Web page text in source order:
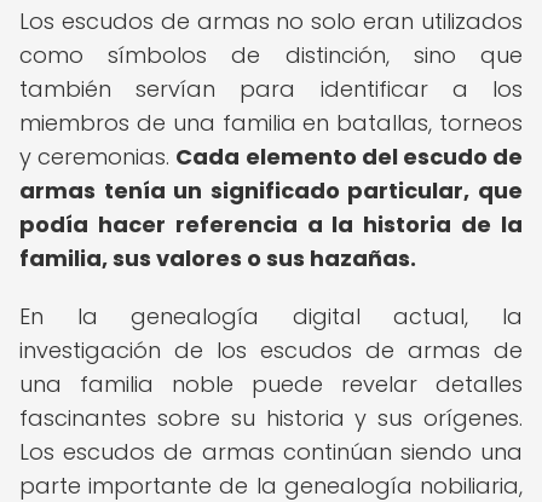
Los escudos de armas no solo eran utilizados
como símbolos de distinción, sino que
también servían para identificar a los
miembros de una familia en batallas, torneos
y ceremonias. Cada elemento del escudo de
armas tenía un significado particular, que
podía hacer referencia a la historia de la
familia, sus valores o sus hazañas.
En la genealogía digital actual, la
investigación de los escudos de armas de
una familia noble puede revelar detalles
fascinantes sobre su historia y sus orígenes.
Los escudos de armas continúan siendo una
parte importante de la genealogía nobiliaria,